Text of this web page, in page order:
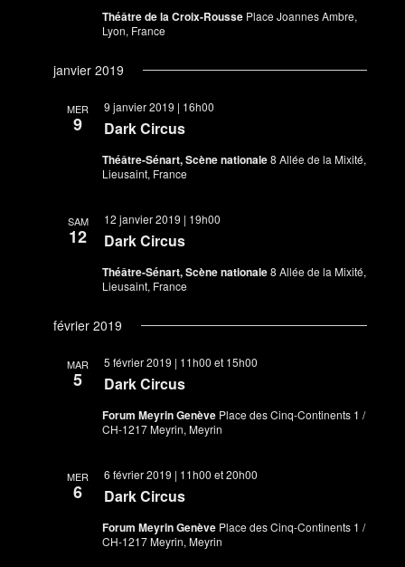
Théâtre de la Croix-Rousse Place Joannes Ambre,
Lyon, France
janvier 2019
MER
9 Dark Circus
9 janvier 2019 | 16h00
Théâtre-Sénart, Scène nationale8 Allée de la Mixité,
Lieusaint, France
SAM
12 Dark Circus
12 janvier 2019 | 19h00
Théâtre-Sénart, Scène nationale8 Allée de la Mixité,
Lieusaint, France
février 2019
MAR
5 Dark Circus
5 février 2019 | 11h00 et 15h00
Forum Meyrin Genève Place des Cinq-Continents 1 /
CH-1217 Meyrin, Meyrin
MER
6 Dark Circus
6 février 2019 | 11h00 et20h00
Forum Meyrin Genève Place des Cinq-Continents 1 /
CH-1217 Meyrin, Meyrin